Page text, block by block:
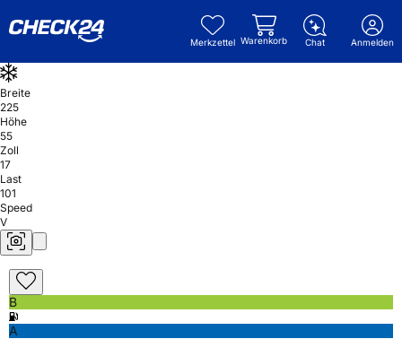
Merkzettel Warenkorb Chat Anmelden
Breite
225
Höhe
55
Zoll
17
Last
101
Speed
V
B
A